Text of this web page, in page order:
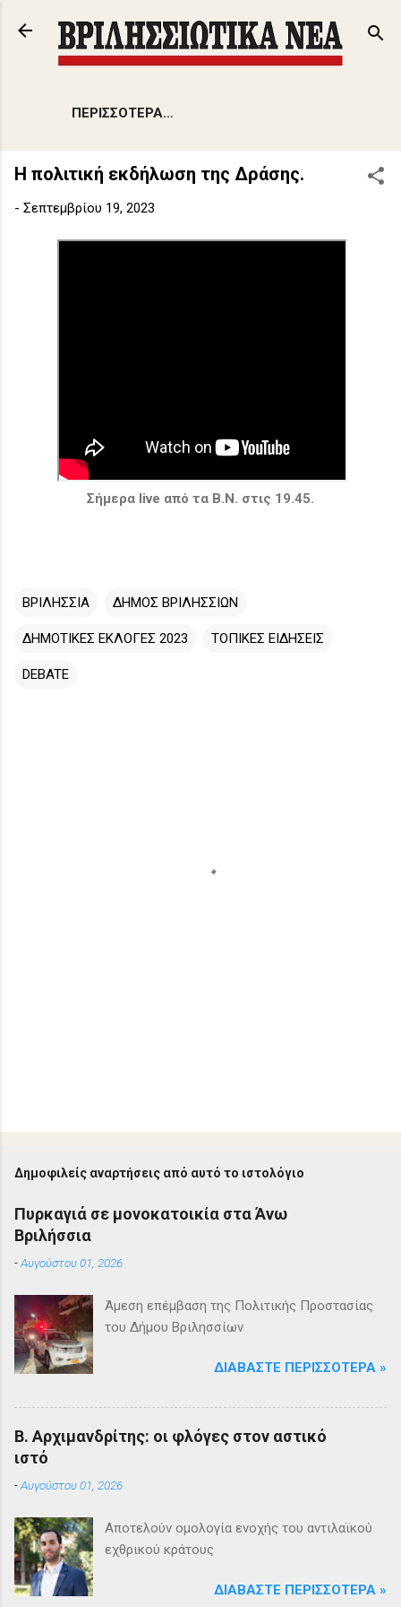
Μετάβαση στο κύριο περιεχόμενο
ΠΕΡΙΣΣΌΤΕΡΑ…
Η πολιτική εκδήλωση της Δράσης.
- Σεπτεμβρίου 19, 2023
Σήμερα live από τα Β.Ν. στις 19.45.
ΒΡΙΛΗΣΣΙΑ ΔΗΜΟΣ ΒΡΙΛΗΣΣΙΩΝ
ΔΗΜΟΤΙΚΕΣ ΕΚΛΟΓΕΣ 2023 ΤΟΠΙΚΕΣ ΕΙΔΗΣΕΙΣ
DEBATE
Δημοφιλείς αναρτήσεις από αυτό το ιστολόγιο
Πυρκαγιά σε μονοκατοικία στα Άνω
Βριλήσσια
-Αυγούστου 01, 2026
Άμεση επέμβαση της Πολιτικής Προστασίας
του Δήμου Βριλησσίων
ΔΙΑΒΆΣΤΕ ΠΕΡΙΣΣΌΤΕΡΑ »
Β. Αρχιμανδρίτης: οι φλόγες στον αστικό
ιστό
-Αυγούστου 01, 2026
Αποτελούν ομολογία ενοχής του αντιλαϊκού
εχθρικού κράτους
ΔΙΑΒΆΣΤΕ ΠΕΡΙΣΣΌΤΕΡΑ »